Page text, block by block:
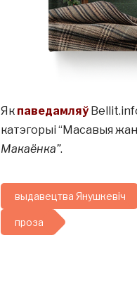
Як паведамляў
катэгорыі “Масавыя
Макаёнка”.
выдавецтва Янушкевіч
проза